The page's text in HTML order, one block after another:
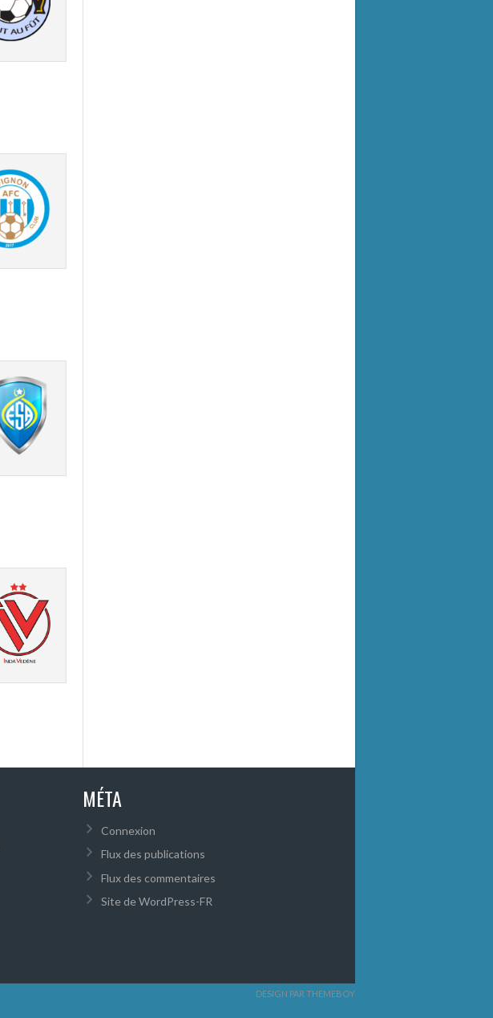
MÉTA
Connexion
Flux des publications
Flux des commentaires
Site de WordPress-FR
DESIGN PAR THEMEBOY